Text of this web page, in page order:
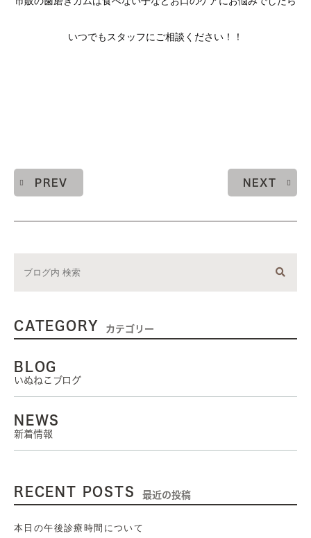
いつでもスタッフにご相談ください！！
PREV NEXT
CATEGORY カテゴリー
BLOG
いぬねこブログ
NEWS
新着情報
RECENT POSTS 最近の投稿
本日の午後診療時間について